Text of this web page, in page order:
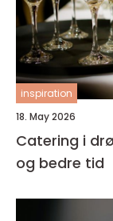
inspiration
18. May 2026
Catering i
og bedre tid